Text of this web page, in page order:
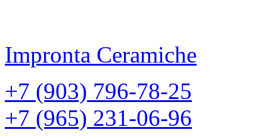
Impronta Ceramiche
+7 (903) 796-78-25
+7 (965) 231-06-96